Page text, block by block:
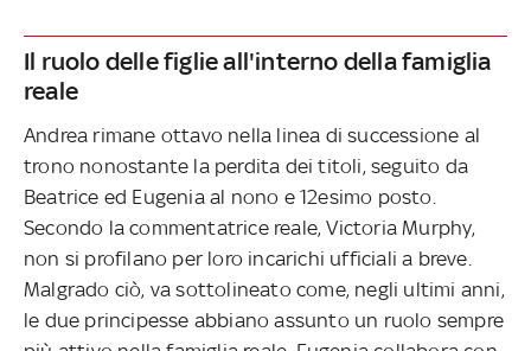
Il ruolo delle figlie all'interno della famiglia
reale
Andrea rimane ottavo nella linea di successione al
trono nonostante la perdita dei titoli, seguito da
Beatrice ed Eugenia al nono e 12esimo posto.
Secondo la commentatrice reale, Victoria Murphy,
non si profilano per loro incarichi ufficiali a breve.
Malgrado ciò, va sottolineato come, negli ultimi anni,
le due principesse abbiano assunto un ruolo sempre